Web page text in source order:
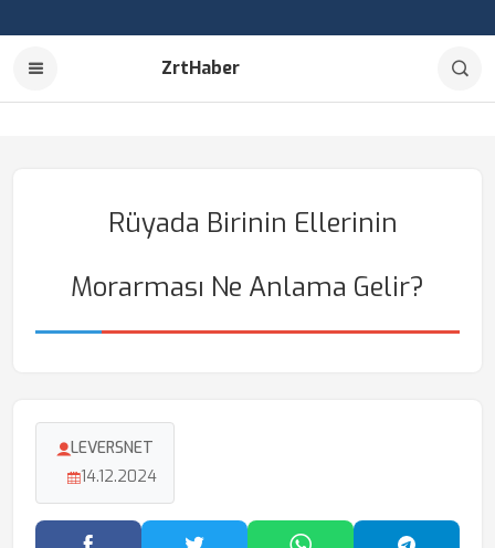
ZrtHaber
Rüyada Birinin Ellerinin
Morarması Ne Anlama Gelir?
LEVERSNET
14.12.2024